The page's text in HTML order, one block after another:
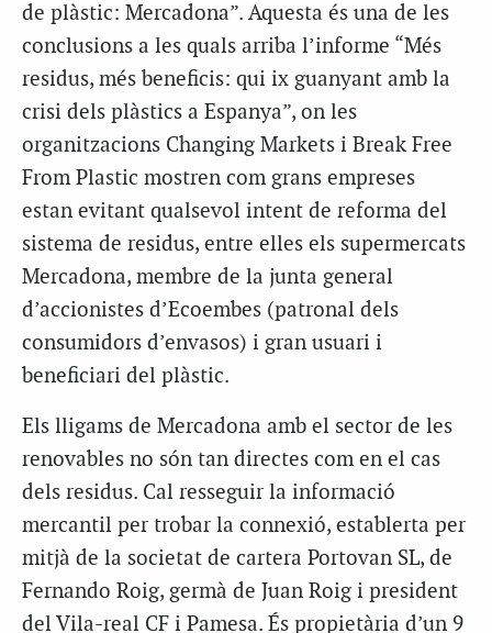
de plàstic: Mercadona”. Aquesta és una de les
conclusions a les quals arriba l’informe “Més
residus, més beneficis: qui ix guanyant amb la
crisi dels plàstics a Espanya”, on les
organitzacions Changing Markets i Break Free
From Plastic mostren com grans empreses
estan evitant qualsevol intent de reforma del
sistema de residus, entre elles els supermercats
Mercadona, membre de la junta general
d’accionistes d’Ecoembes (patronal dels
consumidors d’envasos) i gran usuari i
beneficiari del plàstic.
Els lligams de Mercadona amb el sector de les
renovables no són tan directes com en el cas
dels residus. Cal resseguir la informació
mercantil per trobar la connexió, establerta per
mitjà de la societat de cartera Portovan SL, de
Fernando Roig, germà de Juan Roig i president
del Vila-real CF i Pamesa. És propietària d’un 9